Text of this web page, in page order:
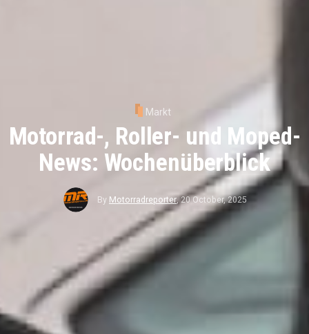
Markt
Motorrad-, Roller- und Moped-
News: Wochenüberblick
By Motorradreporter,20 October, 2025